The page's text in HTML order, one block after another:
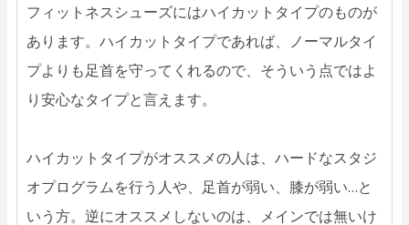
フィットネスシューズにはハイカットタイプのものが
あります。ハイカットタイプであれば、ノーマルタイ
プよりも足首を守ってくれるので、そういう点ではよ
り安心なタイプと言えます。
ハイカットタイプがオススメの人は、ハードなスタジ
オプログラムを行う人や、足首が弱い、膝が弱い…と
いう方。逆にオススメしないのは、メインでは無いけ